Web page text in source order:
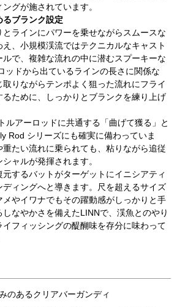
グが施されています。
るブランク設定
ラインにパワーを乗せながらスムースな
、小規模渓流ではテクニカルなキャスト
で、複雑な流れの中に潜むスプーキーな
ッドから出ているラインの長さに関係な
取りながらテンポよく狙った流れにフライ
ために、しっかりとブランクを練り上げ
ルアーロッドに共通する「曲げて獲る」と
Rod シリーズにも確実に備わっていま
たい流れに乗られても、粘りながら追従
ャルが発揮されます。
するバットがターゲットにイニシアティ
ィングへと導きます。尺を超えるサイズ
やイワナでもその躍動感がしっかりと手
なやかさを備えたLINNで、渓魚とのやり
フィッシングの醍醐味を存分に味わって
のあるクリアバーガンディ